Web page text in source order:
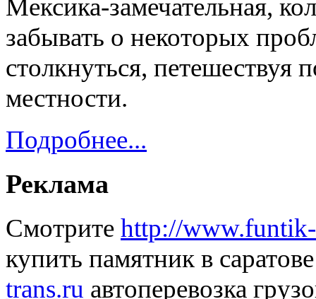
Мексика-замечательная,
забывать о некоторых
столкнуться, петешествуя
местности.
Подробнее...
Реклама
Смотрите http://
купить памятник в
trans.ru автоперевозка